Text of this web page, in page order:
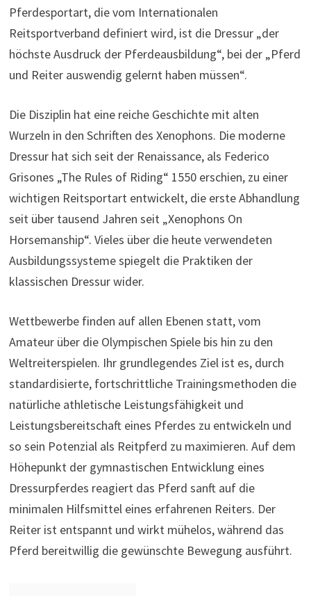
Pferdesportart, die vom Internationalen
Reitsportverband definiert wird, ist die Dressur „der
höchste Ausdruck der Pferdeausbildung“, bei der „Pferd
und Reiter auswendig gelernt haben müssen“.
Die Disziplin hat eine reiche Geschichte mit alten
Wurzeln in den Schriften des Xenophons. Die moderne
Dressur hat sich seit der Renaissance, als Federico
Grisones „The Rules of Riding“ 1550 erschien, zu einer
wichtigen Reitsportart entwickelt, die erste Abhandlung
seit über tausend Jahren seit „Xenophons On
Horsemanship“. Vieles über die heute verwendeten
Ausbildungssysteme spiegelt die Praktiken der
klassischen Dressur wider.
Wettbewerbe finden auf allen Ebenen statt, vom
Amateur über die Olympischen Spiele bis hin zu den
Weltreiterspielen. Ihr grundlegendes Ziel ist es, durch
standardisierte, fortschrittliche Trainingsmethoden die
natürliche athletische Leistungsfähigkeit und
Leistungsbereitschaft eines Pferdes zu entwickeln und
so sein Potenzial als Reitpferd zu maximieren. Auf dem
Höhepunkt der gymnastischen Entwicklung eines
Dressurpferdes reagiert das Pferd sanft auf die
minimalen Hilfsmittel eines erfahrenen Reiters. Der
Reiter ist entspannt und wirkt mühelos, während das
Pferd bereitwillig die gewünschte Bewegung ausführt.